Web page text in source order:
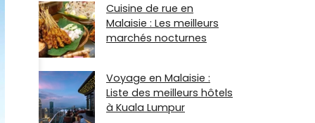
Cuisine de rue en
Malaisie : Les meilleurs
marchés nocturnes
Voyage en Malaisie :
Liste des meilleurs hôtels
à Kuala Lumpur